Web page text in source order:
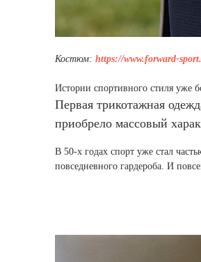
Костюм: https://www.forward-
Истории спортивного стиля уже
Первая трикотажная
приобрело массовый
В 50-х годах спорт уже стал
повседневного гардероба. И